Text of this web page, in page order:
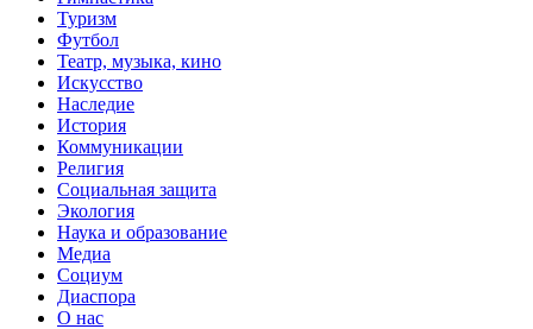
Туризм
Футбол
Театр, музыка, кино
Искусство
Наследие
История
Коммуникации
Религия
Социальная защита
Экология
Наука и образование
Медиа
Социум
Диаспора
О нас